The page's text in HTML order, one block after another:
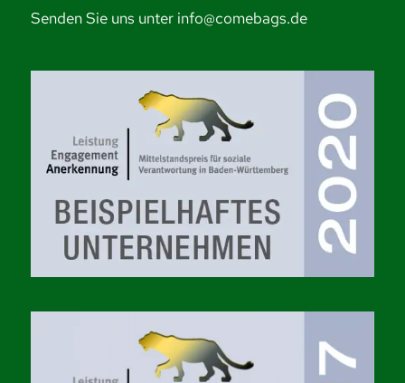
Senden Sie uns unter info@comebags.de